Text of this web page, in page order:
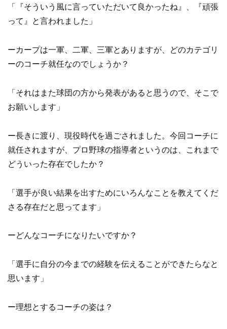
「『そういう風に言っていただいて良かったね』、『頑張
って』と言われました」
ーカープは一軍、二軍、三軍とありますが、どのカテゴリ
ーのコーチ就任なのでしょうか？
「それはまた球団の方から発表があると思うので、そこで
お願いします」
ー長きに渡り、現役時代を過ごされました。今回コーチに
就任されますが、プロ野球の指導者というのは、これまで
どういった存在でしたか？
「選手が良い結果を出すためにいろんなことを教えてくだ
さる存在だと思ってます」
ーどんなコーチになりたいですか？
「選手に自分の今までの経験を伝えることができたらなと
思います」
ー理想とするコーチの姿は？